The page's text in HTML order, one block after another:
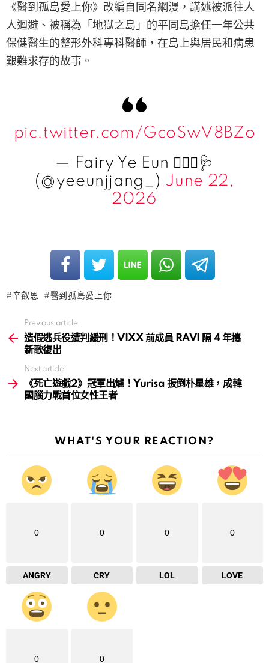
《醫到孤島愛上你》改編自同名網漫，講述被派往人
人迴避、被稱為「地獄之島」的平同島擔任一年公共
保健醫生的整形外科專科醫師，在島上與居民和病患
艱難求存的故事。
pic.twitter.com/GcoSwV8BZo
— Fairy Ye Eun 👩🏻‍⚕️🩺
(@yeeunjjang_) June 22,
2026
辛叡恩 醫到孤島愛上你
more
Previous article
造假逃兵役遭判緩刑！VIXX 前成員 RAVI 隔 4 年攜
新歌復出
Next article
《死亡遊戲2》冠軍出爐！Yurisa 扳倒朴星雄，成韓
國腦力戰首位女性王者
WHAT'S YOUR REACTION?
0
ANGRY
0
CRY
0
LOL
0
LOVE
0 0